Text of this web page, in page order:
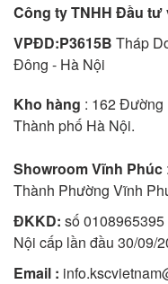
Công ty TNHH Đầu
VPĐD:P3615B Tháp
Đông - Hà Nội
Kho hàng : 162 Đường
Thành phố Hà Nội.
Showroom Vĩnh Phúc
Thành Phường Vĩnh
ĐKKD: số
Nội cấp lần đầu 30/09/
Email :